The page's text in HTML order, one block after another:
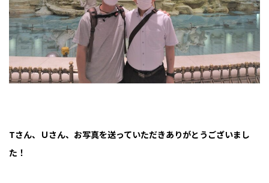
Tさん、Ｕさん、お写真を送っていただきありがとうございまし
た！